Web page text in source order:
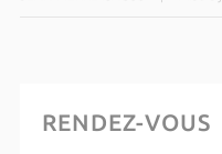
RENDEZ-VOUS